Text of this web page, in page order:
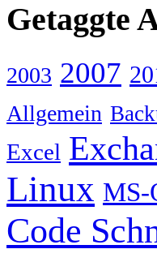
Getaggte
2003 2007
Allgemein
Excel
Linux MS-
Code